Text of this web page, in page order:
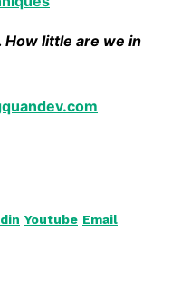
How little are we in
Youtube Email